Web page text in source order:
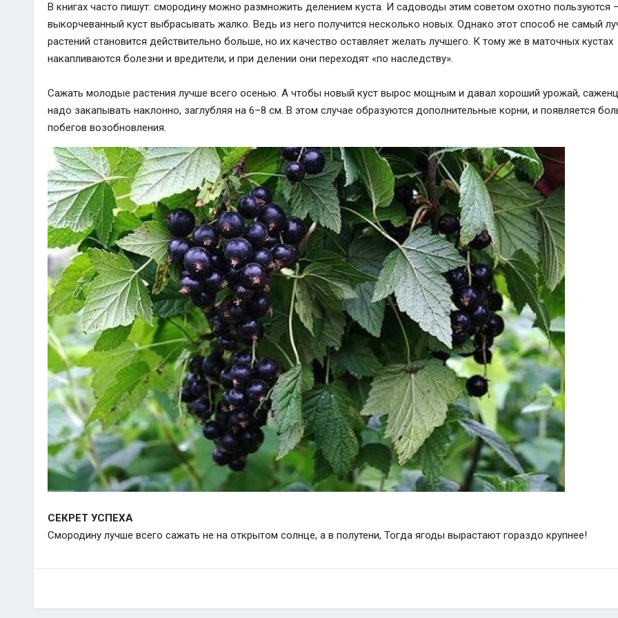
В книгах часто пишут: смородину можно размножить делением куста. И садоводы этим советом охотно пользуются –
выкорчеванный куст выбрасывать жалко. Ведь из него получится несколько новых. Однако этот способ не самый
растений становится действительно больше, но их качество оставляет желать лучшего. К тому же в маточных кустах
накапливаются болезни и вредители, и при делении они переходят «по наследству».
Сажать молодые растения лучше всего осенью. А чтобы новый куст вырос мощным и давал хороший урожай,
надо закапывать наклонно, заглубляя на 6–8 см. В этом случае образуются дополнительные корни, и появляется
побегов возобновления.
СЕКРЕТ УСПЕХА
Смородину лучше всего сажать не на открытом солнце, а в полутени, Тогда ягоды вырастают гораздо крупнее!